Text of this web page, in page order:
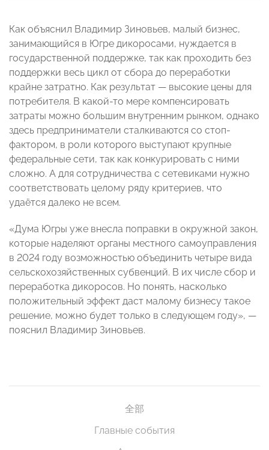
Как объяснил Владимир Зиновьев, малый бизнес,
занимающийся в Югре дикоросами, нуждается в
государственной поддержке, так как проходить без
поддержки весь цикл от сбора до переработки
крайне затратно. Как результат — высокие цены для
потребителя. В какой-то мере компенсировать
затраты можно большим внутренним рынком, однако
здесь предприниматели сталкиваются со стоп-
фактором, в роли которого выступают крупные
федеральные сети, так как конкурировать с ними
сложно. А для сотрудничества с сетевиками нужно
соответствовать целому ряду критериев, что
удаётся далеко не всем.
«Дума Югры уже внесла поправки в окружной закон,
которые наделяют органы местного самоуправления
в 2024 году возможностью объединить четыре вида
сельскохозяйственных субвенций. В их числе сбор и
переработка дикоросов. Но понять, насколько
положительный эффект даст малому бизнесу такое
решение, можно будет только в следующем году», —
пояснил Владимир Зиновьев.
全部
Главные события